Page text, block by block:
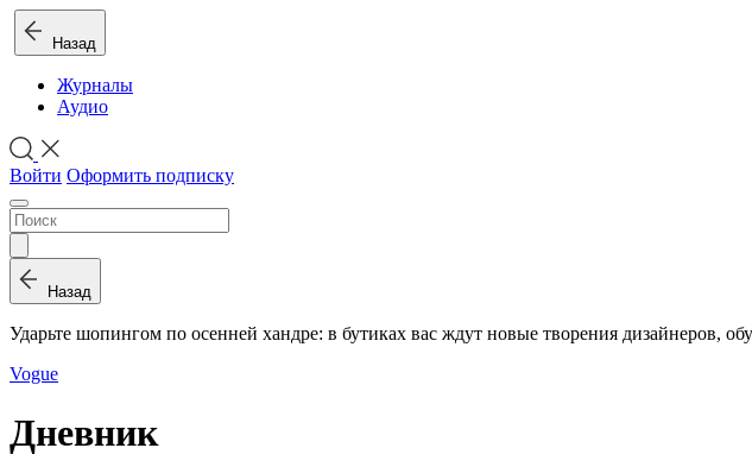
Назад
Журналы
Аудио
Войти Оформить подписку
Назад
Ударьте шо­пин­гом по осен­ней хандре: в бу­ти­ках вас ждут но­вые тво­ре­ния ди­зай­не­ров,
Vogue
Дневник